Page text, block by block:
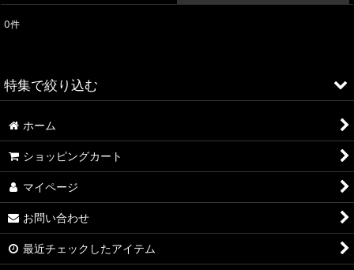
並び順:
0件
特集で絞り込む
ALFA ROMEO > 156
ALFA ROMEO > 147
ALFA ROMEO > 159
A4
ホーム
ショッピングカート
マイページ
お問い合わせ
最近チェックしたアイテム